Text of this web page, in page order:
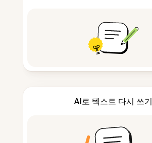
AI로 텍스트 다시 쓰기